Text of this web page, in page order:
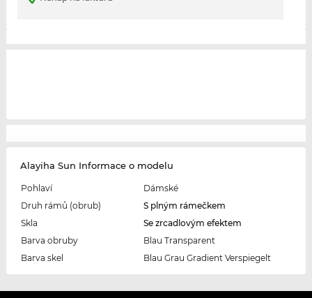
Alayiha Sun Informace o modelu
Pohlaví
Dámské
Druh rámů (obrub)
S plným rámečkem
Skla
Se zrcadlovým efektem
Barva obruby
Blau Transparent
Barva skel
Blau Grau Gradient Verspiegelt